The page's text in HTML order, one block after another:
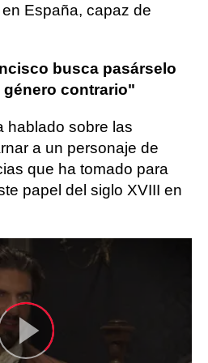
España, capaz de
busca pasárselo
género contrario"
hablado sobre las
a un personaje de
que ha tomado para
papel del siglo XVIII en